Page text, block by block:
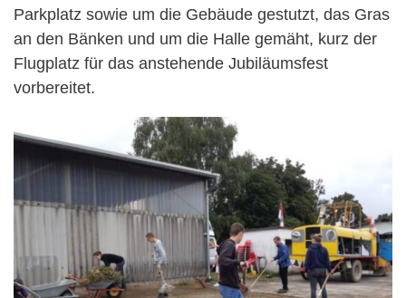
Parkplatz sowie um die Gebäude gestutzt, das Gras
an den Bänken und um die Halle gemäht, kurz der
Flugplatz für das anstehende Jubiläumsfest
vorbereitet.